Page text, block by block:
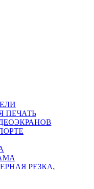
ПЕЧАТЬ
РЕЗКА,